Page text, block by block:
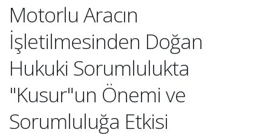
Motorlu Aracın
İşletilmesinden Doğan
Hukuki Sorumlulukta
"Kusur"un Önemi ve
Sorumluluğa Etkisi